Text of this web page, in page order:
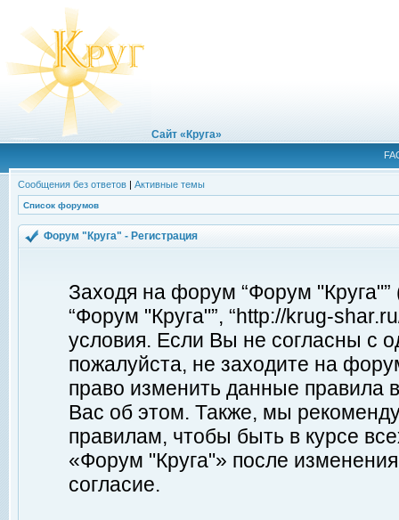
Сайт «Круга»
Сообщения без ответов | Активные темы
Список форумов
Форум "Круга" - Регистрация
Заходя на форум “Форум
“Форум "Круга"”, “http://krug-
условия. Если Вы не согласны с
пожалуйста, не заходите на
право изменить данные правила
Вас об этом. Также, мы
правилам, чтобы быть в курсе
«Форум "Круга"» после
согласие.